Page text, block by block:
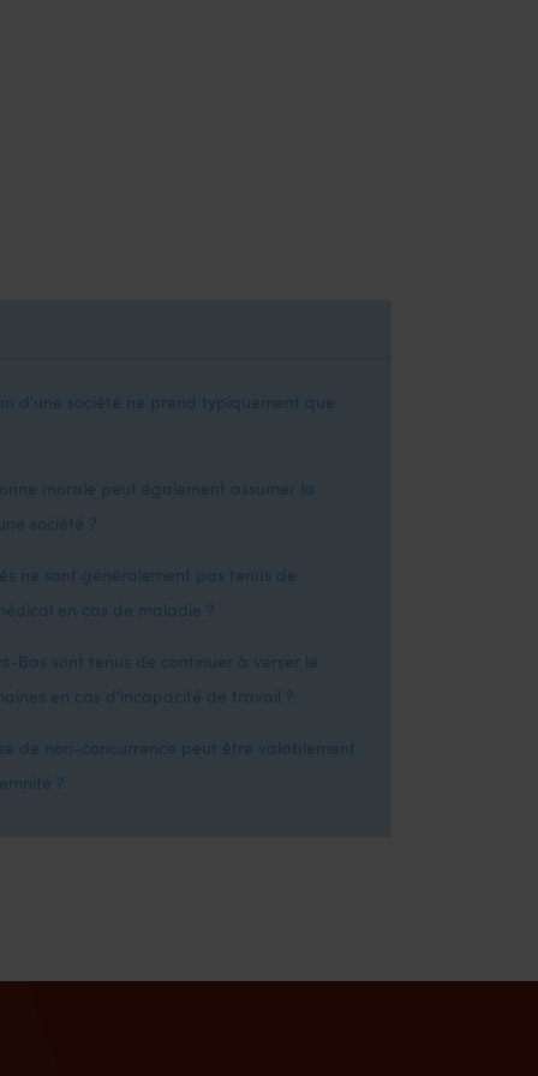
d'une société ne prend typiquement que
morale peut également assumer la
société ?
ne sont généralement pas tenus de
en cas de maladie ?
Bas sont tenus de continuer à verser le
en cas d'incapacité de travail ?
de non-concurrence peut être valablement
?